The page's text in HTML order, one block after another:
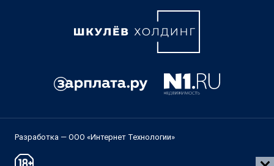
Разработка — ООО «Интернет Технологии»